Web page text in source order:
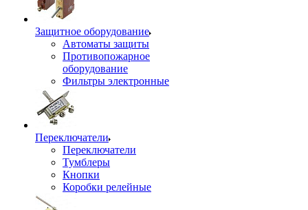
Защитное оборудование
Автоматы защиты
Противопожарное
оборудование
Фильтры электронные
Переключатели
Переключатели
Тумблеры
Кнопки
Коробки релейные